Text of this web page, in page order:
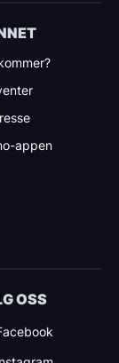
appen
OSS